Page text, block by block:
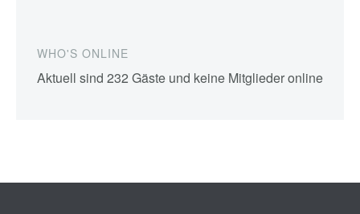
WHO'S ONLINE
Aktuell sind 232 Gäste und keine Mitglieder online